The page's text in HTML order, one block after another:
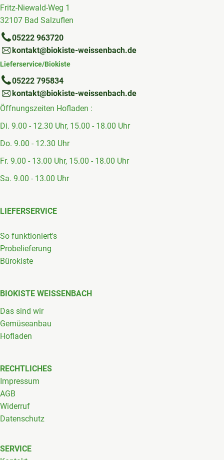
Fritz-Niewald-Weg 1
32107 Bad Salzuflen
05222 963720
kontakt@biokiste-weissenbach.de
Lieferservice/Biokiste
05222 795834
kontakt@biokiste-weissenbach.de
Öffnungszeiten Hofladen :
Di. 9.00 - 12.30 Uhr, 15.00 - 18.00 Uhr
Do. 9.00 - 12.30 Uhr
Fr. 9.00 - 13.00 Uhr, 15.00 - 18.00 Uhr
Sa. 9.00 - 13.00 Uhr
LIEFERSERVICE
So funktioniert's
Probelieferung
Bürokiste
BIOKISTE WEISSENBACH
Das sind wir
Gemüseanbau
Hofladen
RECHTLICHES
Impressum
AGB
Widerruf
Datenschutz
SERVICE